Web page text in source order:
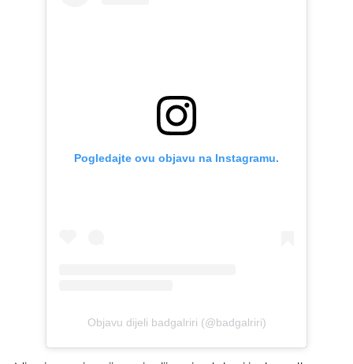
Pogledajte ovu objavu na Instagramu.
Objavu dijeli badgalriri (@badgalriri)